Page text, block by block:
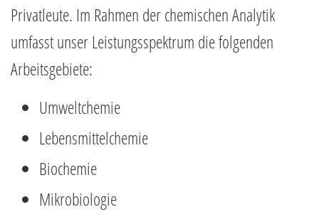
Privatleute. Im Rahmen der chemischen Analytik
umfasst unser Leistungsspektrum die folgenden
Arbeitsgebiete:
Umweltchemie
Lebensmittelchemie
Biochemie
Mikrobiologie